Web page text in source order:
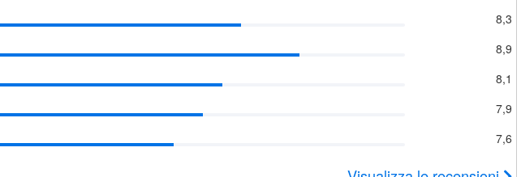
8,3
8,9
8,1
7,9
7,6